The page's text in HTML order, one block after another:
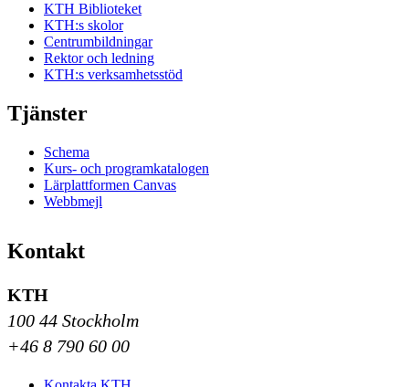
KTH Biblioteket
KTH:s skolor
Centrumbildningar
Rektor och ledning
KTH:s verksamhetsstöd
Tjänster
Schema
Kurs- och programkatalogen
Lärplattformen Canvas
Webbmejl
Kontakt
KTH
100 44 Stockholm
+46 8 790 60 00